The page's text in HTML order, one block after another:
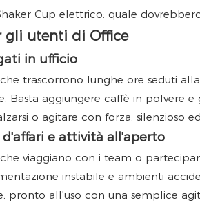
gli utenti di Office
in ufficio
trascorrono lunghe ore seduti
Basta aggiungere caffè in polvere
o agitare con forza: silenzioso
d'affari e attività all'aperto
che viaggiano con i team o
instabile e ambienti
pronto all'uso con una semplice